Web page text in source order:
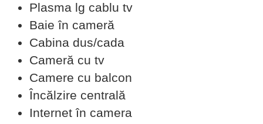
Plasma lg cablu tv
Baie în cameră
Cabina dus/cada
Cameră cu tv
Camere cu balcon
Încălzire centrală
Internet în camera